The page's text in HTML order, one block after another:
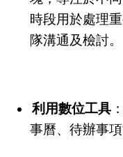
時段用於處理
隊溝通及檢討。
利用數位工具
事曆、待辦事